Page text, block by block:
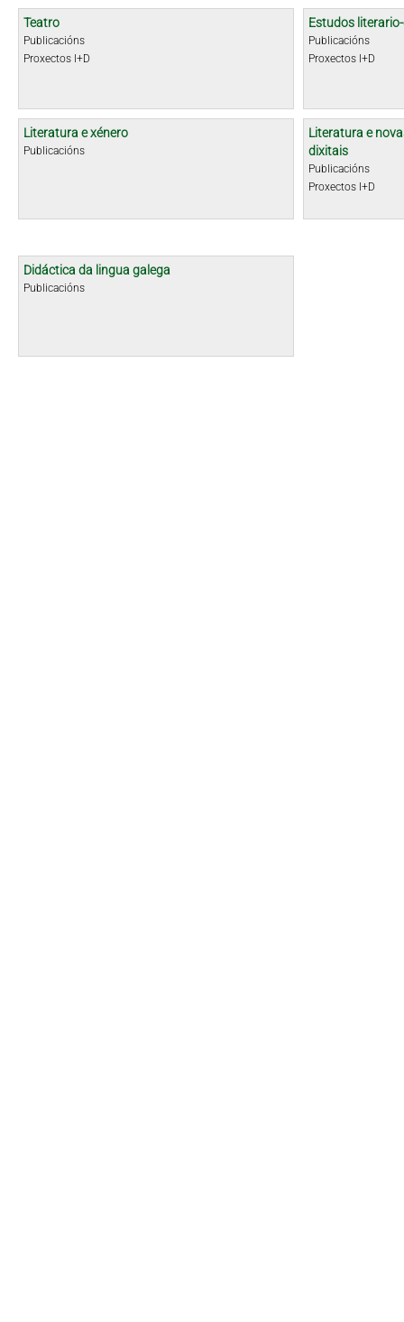
Teatro
Publicacións
Proxectos I+D
Estudos
Publicacións
Proxectos I+D
Literatura e xénero
Publicacións
Literatura e
dixitais
Publicacións
Proxectos I+D
Didáctica da lingua galega
Publicacións